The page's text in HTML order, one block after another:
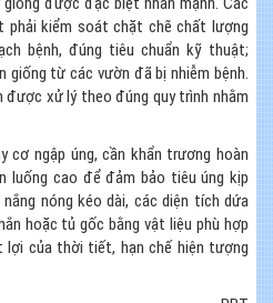
phải kiểm soát chặt chẽ chất lượng
bệnh, đúng tiêu chuẩn kỹ thuật;
giống từ các vườn đã bị nhiễm bệnh.
được xử lý theo đúng quy trình nhằm
cơ ngập úng, cần khẩn trương hoàn
luống cao để đảm bảo tiêu úng kịp
nóng kéo dài, các diện tích dứa
hoặc tủ gốc bằng vật liệu phù hợp
lợi của thời tiết, hạn chế hiện tượng